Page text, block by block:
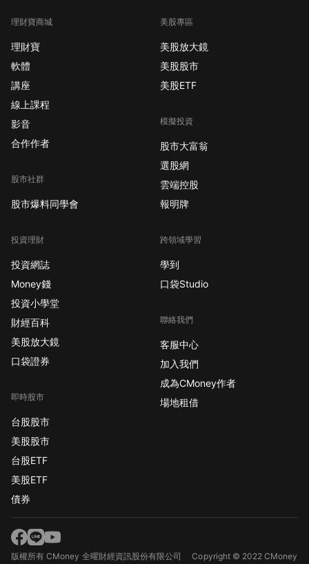
理財寶商城
理財寶
軟體
講座
線上課程
影音
合作作者
股市社群
股市爆料同學會
投資理財
投資網誌
Money錢
投資小學堂
財經百科
美股放大鏡
口袋證券
即時股市
台股股市
美股股市
台股ETF
美股ETF
債券
美股專區
美股放大鏡
美股股市
美股ETF
模擬投資
股市大富翁
選股網
雲端控股
報明牌
跨領域學習
學到
口袋Studio
聯絡我們
客服中心
加入我們
成為CMoney作者
場地租借
版權所有 CMoney 全曜財經資訊股份有限公司Copyright © 2022 CMoney